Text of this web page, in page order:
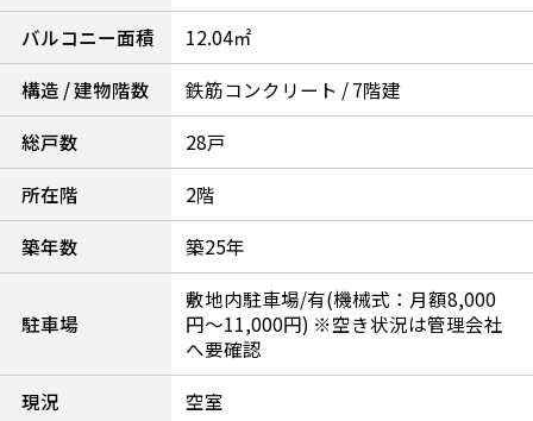
バルコニー面積
12.04㎡
構造 / 建物階数
鉄筋コンクリート / 7階建
総戸数
28戸
所在階
2階
築年数
築25年
駐車場
敷地内駐車場/有(機械式：月額8,000
円～11,000円) ※空き状況は管理会社
へ要確認
現況
空室